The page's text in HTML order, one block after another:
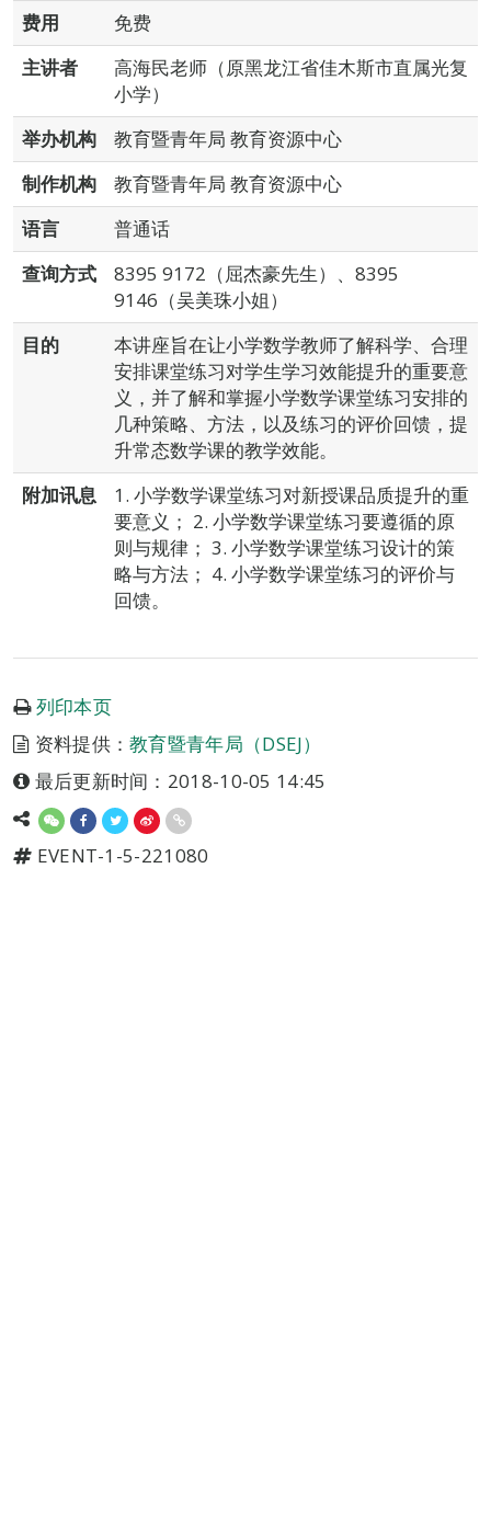
费用
免费
主讲者
高海民老师（原黑龙江省佳木斯市直属光复
小学）
举办机构
教育暨青年局 教育资源中心
制作机构
教育暨青年局 教育资源中心
语言
普通话
查询方式
8395 9172（屈杰豪先生）、8395
9146（吴美珠小姐）
目的
本讲座旨在让小学数学教师了解科学、合理
安排课堂练习对学生学习效能提升的重要意
义，并了解和掌握小学数学课堂练习安排的
几种策略、方法，以及练习的评价回馈，提
升常态数学课的教学效能。
附加讯息
1. 小学数学课堂练习对新授课品质提升的重
要意义； 2. 小学数学课堂练习要遵循的原
则与规律； 3. 小学数学课堂练习设计的策
略与方法； 4. 小学数学课堂练习的评价与
回馈。
列印本页
资料提供：教育暨青年局（DSEJ）
最后更新时间：2018-10-05 14:45
EVENT-1-5-221080